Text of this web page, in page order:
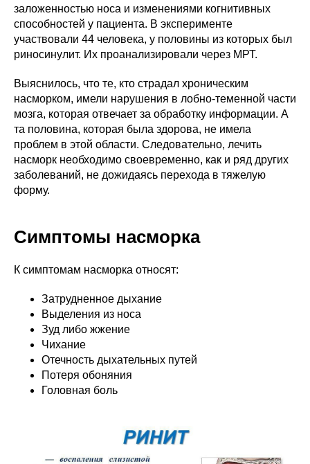
заложенностью носа и изменениями когнитивных
способностей у пациента. В эксперименте
участвовали 44 человека, у половины из которых был
риносинулит. Их проанализировали через МРТ.
Выяснилось, что те, кто страдал хроническим
насморком, имели нарушения в лобно-теменной части
мозга, которая отвечает за обработку информации. А
та половина, которая была здорова, не имела
проблем в этой области. Следовательно, лечить
насморк необходимо своевременно, как и ряд других
заболеваний, не дожидаясь перехода в тяжелую
форму.
Симптомы насморка
К симптомам насморка относят:
Затрудненное дыхание
Выделения из носа
Зуд либо жжение
Чихание
Отечность дыхательных путей
Потеря обоняния
Головная боль